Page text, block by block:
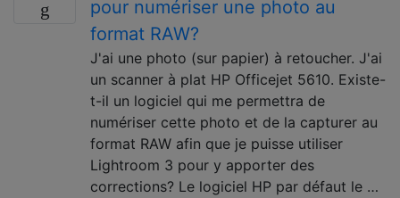
pour numériser une photo au
format RAW?
J'ai une photo (sur papier) à retoucher. J'ai
un scanner à plat HP Officejet 5610. Existe-
t-il un logiciel qui me permettra de
numériser cette photo et de la capturer au
format RAW afin que je puisse utiliser
Lightroom 3 pour y apporter des
corrections? Le logiciel HP par défaut le …